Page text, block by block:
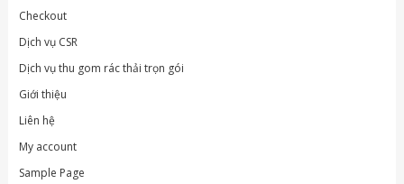
Checkout
Dịch vụ CSR
Dịch vụ thu gom rác thải trọn gói
Giới thiệu
Liên hệ
My account
Sample Page